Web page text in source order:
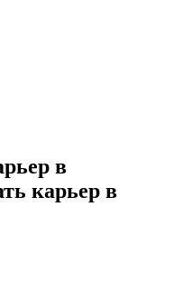
в
карьер в